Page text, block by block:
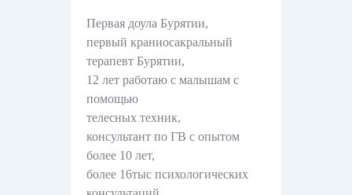
Первая доула Бурятии,
первый краниосакральный
терапевт Бурятии,
12 лет работаю с малышам с
помощью
телесных техник,
консультант по ГВ с опытом
более 10 лет,
более 16тыс психологических